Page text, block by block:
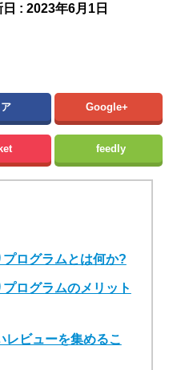
日 : 2023年6月1日
Google+
feedly
ログラムとは何か?
ログラムのメリット
レビューを集めるこ